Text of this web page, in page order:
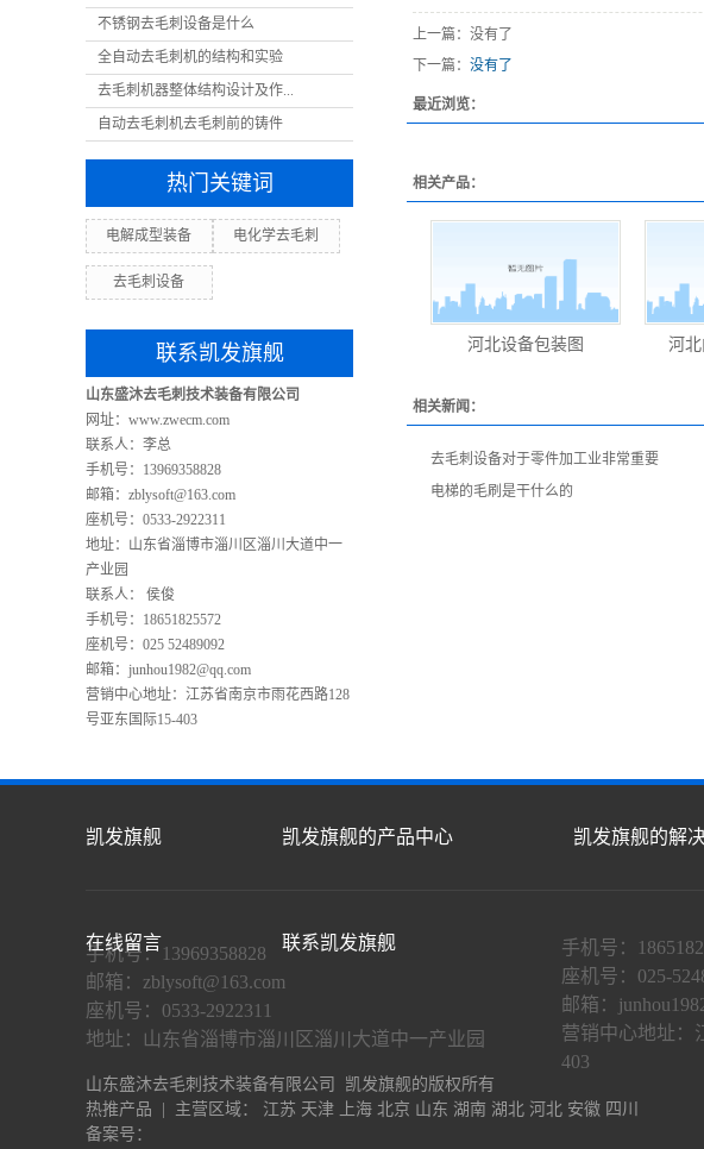
不锈钢去毛刺设备是什么
全自动去毛刺机的结构和实验
去毛刺机器整体结构设计及作...
自动去毛刺机去毛刺前的铸件
热门关键词
电解成型装备 电化学去毛刺
去毛刺设备
联系凯发旗舰
山东盛沐去毛刺技术装备有限公司
网址：www.zwecm.com
联系人：李总
手机号：13969358828
邮箱： zblysoft@163.com
座机号：0533-2922311
地址：山东省淄博市淄川区淄川大道中一
产业园
联系人： 侯俊
手机号：18651825572
座机号：025 52489092
邮箱： junhou1982@qq.com
营销中心地址：江苏省南京市雨花西路128
号亚东国际15-403
上一篇：没有了
下一篇： 没有了
最近浏览：
相关产品：
河北设备包装图 河北
相关新闻：
去毛刺设备对于零件加工业非常重要
电梯的毛刷是干什么的
凯发旗舰 凯发旗舰的产品中心 凯发旗舰的解
在线留言 联系凯发旗舰
手机号：13969358828
邮箱： zblysoft@163.com
座机号：0533-2922311
地址：山东省淄博市淄川区淄川大道中一产业园
手机号：
座机号：025-
邮箱：
营销中心地址：
403
山东盛沐去毛刺技术装备有限公司 凯发旗舰的版权所有
热推产品 | 主营区域： 江苏 天津 上海 北京 山东 湖南 湖北 河北 安徽 四川
备案号：